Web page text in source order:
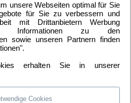
Kommentar-Feed WordPress.org
unsere Webseiten optimal für Sie
für Sie zu verbessern und
mit Drittanbietern Werbung
Informationen zu den
sowie unseren Partnern finden
erhalten Sie in unserer
Cookies